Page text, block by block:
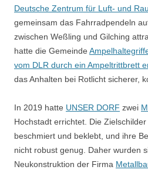
Deutsche Zentrum für Luft- und
gemeinsam das Fahrradpendeln
zwischen Weßling und Gilching
hatte die Gemeinde
vom DLR durch ein Ampeltrittbrett
das Anhalten bei Rotlicht sicherer,
In 2019 hatte UNSER DORF zwei
Hochstadt errichtet. Die
beschmiert und beklebt, und ihre
nicht robust genug. Daher wurden
Neukonstruktion der Firma